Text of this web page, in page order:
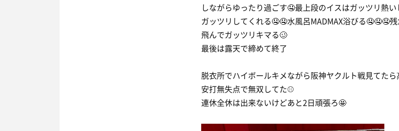
しながらゆったり過ごす🤤最上段のイスはガッツリ熱
ガッツリしてくれる🤤🤤水風呂MADMAX浴びる🤤🤤🤤
飛んでガッツリキマる🥴
最後は露天で締めて終了
脱衣所でハイボールキメながら阪神ヤクルト戦見てた
安打無失点で無双してた⚾️
連休全休は出来ないけどあと2日頑張ろ🤩